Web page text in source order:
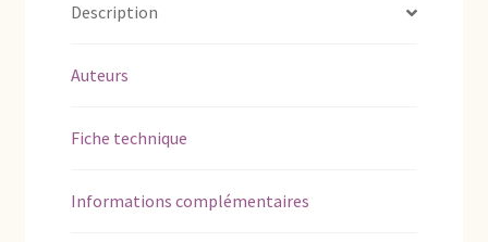
Description
Auteurs
Fiche technique
Informations complémentaires